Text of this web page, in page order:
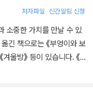
저자파일 신간알림 신청
소중한 가치를 만날 수 있
긴 책으로는 《부엉이와 보
겨울방》 등이 있습니다. 《녹